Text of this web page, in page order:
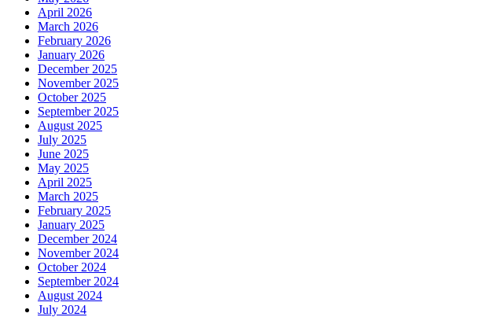
April 2026
March 2026
February 2026
January 2026
December 2025
November 2025
October 2025
September 2025
August 2025
July 2025
June 2025
May 2025
April 2025
March 2025
February 2025
January 2025
December 2024
November 2024
October 2024
September 2024
August 2024
July 2024